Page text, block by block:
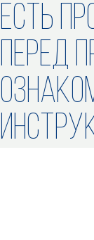
ЕСТЬ
ПЕРЕД